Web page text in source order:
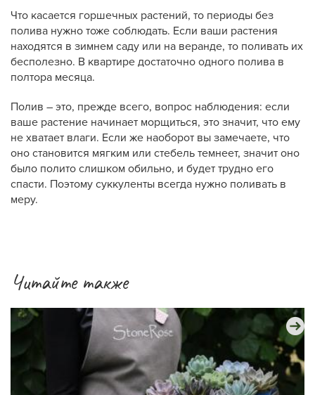
Что касается горшечных растений, то периоды без
полива нужно тоже соблюдать. Если ваши растения
находятся в зимнем саду или на веранде, то поливать их
бесполезно. В квартире достаточно одного полива в
полтора месяца.
Полив – это, прежде всего, вопрос наблюдения: если
ваше растение начинает морщиться, это значит, что ему
не хватает влаги. Если же наоборот вы замечаете, что
оно становится мягким или стебель темнеет, значит оно
было полито слишком обильно, и будет трудно его
спасти. Поэтому суккуленты всегда нужно поливать в
меру.
Читайте также